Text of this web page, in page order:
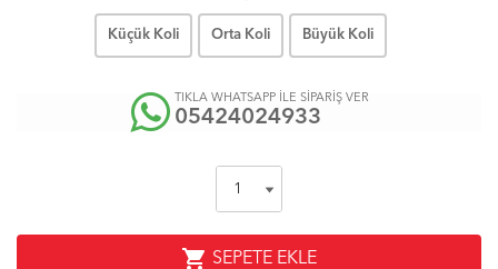
Küçük Koli Orta Koli Büyük Koli
TIKLA WHATSAPP İLE SİPARİŞ VER
05424024933
shopping_cart SEPETE EKLE